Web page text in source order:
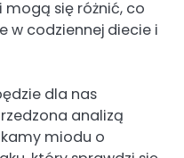
mogą się różnić, co
w codziennej diecie i
dla nas
analizą
miodu o